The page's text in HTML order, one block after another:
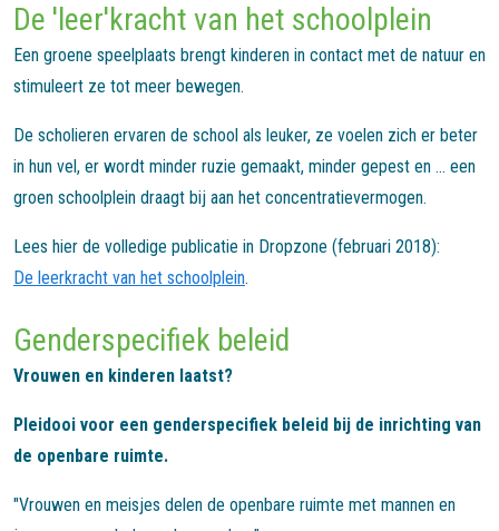
De 'leer'kracht van het schoolplein
Een groene speelplaats brengt kinderen in contact met de natuur en
stimuleert ze tot meer bewegen.
De scholieren ervaren de school als leuker, ze voelen zich er beter
in hun vel, er wordt minder ruzie gemaakt, minder gepest en ... een
groen schoolplein draagt bij aan het concentratievermogen.
Lees hier de volledige publicatie in Dropzone (februari 2018):
De leerkracht van het schoolplein.
Genderspecifiek beleid
Vrouwen en kinderen laatst?
Pleidooi voor een genderspecifiek beleid bij de inrichting van
de openbare ruimte.
"Vrouwen en meisjes delen de openbare ruimte met mannen en